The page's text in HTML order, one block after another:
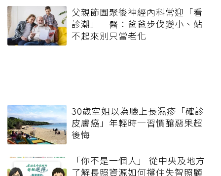
父親節團聚後神經內科常迎「看
診潮」 醫：爸爸步伐變小、站
不起來別只當老化
30歲空姐以為臉上長濕疹「確診
皮膚癌」年輕時一習慣釀惡果超
後悔
「你不是一個人」 從中央及地方
了解長照資源如何撐住失智照顧